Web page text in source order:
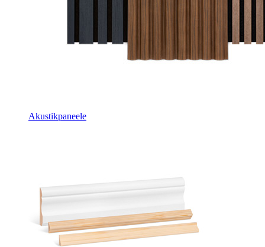
Akustikpaneele